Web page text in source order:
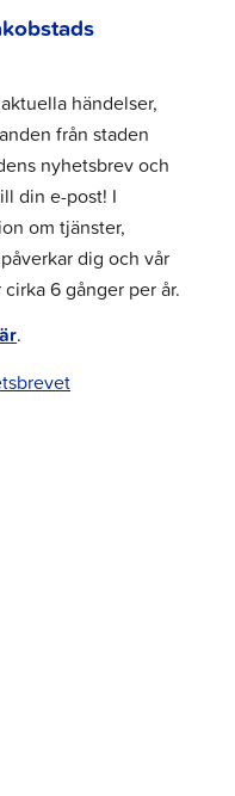
händelser,
från staden
nyhetsbrev och
din e-post! I
om tjänster,
dig och vår
6 gånger per år.
.